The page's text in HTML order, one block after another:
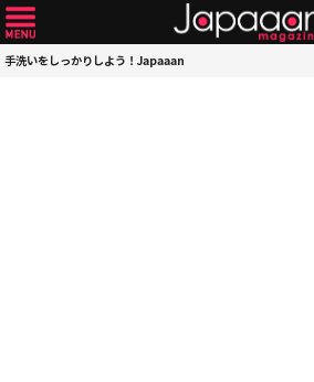
手洗いをしっかりしよう！Japaaan